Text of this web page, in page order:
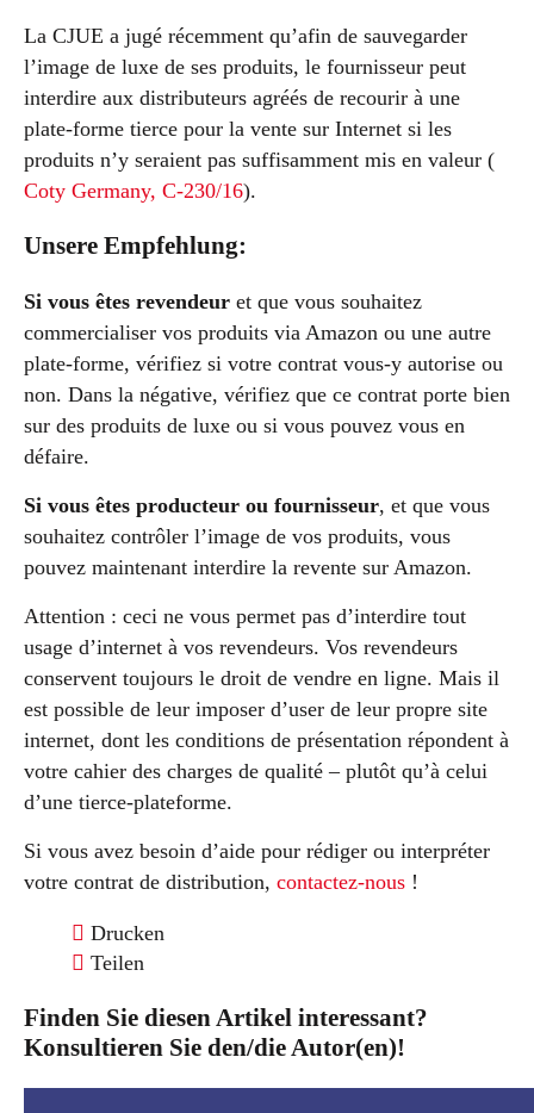
La CJUE a jugé récemment qu’afin de sauvegarder
l’image de luxe de ses produits, le fournisseur peut
interdire aux distributeurs agréés de recourir à une
plate-forme tierce pour la vente sur Internet si les
produits n’y seraient pas suffisamment mis en valeur (
Coty Germany, C-230/16).
Unsere Empfehlung:
Si vous êtes revendeur et que vous souhaitez
commercialiser vos produits via Amazon ou une autre
plate-forme, vérifiez si votre contrat vous-y autorise ou
non. Dans la négative, vérifiez que ce contrat porte bien
sur des produits de luxe ou si vous pouvez vous en
défaire.
Si vous êtes producteur ou fournisseur, et que vous
souhaitez contrôler l’image de vos produits, vous
pouvez maintenant interdire la revente sur Amazon.
Attention : ceci ne vous permet pas d’interdire tout
usage d’internet à vos revendeurs. Vos revendeurs
conservent toujours le droit de vendre en ligne. Mais il
est possible de leur imposer d’user de leur propre site
internet, dont les conditions de présentation répondent à
votre cahier des charges de qualité – plutôt qu’à celui
d’une tierce-plateforme.
Si vous avez besoin d’aide pour rédiger ou interpréter
votre contrat de distribution, contactez-nous !
Drucken
Teilen
Finden Sie diesen Artikel interessant?
Konsultieren Sie den/die Autor(en)!